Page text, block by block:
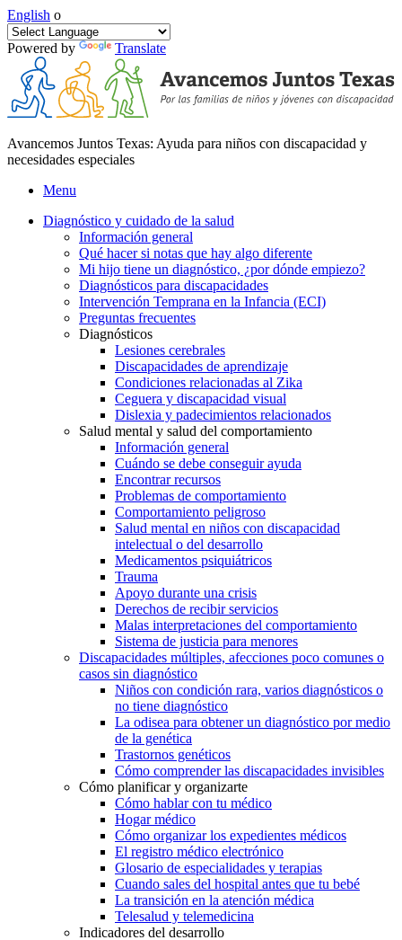
English o
Powered by Translate
Avancemos Juntos Texas: Ayuda para niños con discapacidad y
necesidades especiales
Menu
Diagnóstico y cuidado de la salud
Información general
Qué hacer si notas que hay algo diferente
Mi hijo tiene un diagnóstico, ¿por dónde empiezo?
Diagnósticos para discapacidades
Intervención Temprana en la Infancia (ECI)
Preguntas frecuentes
Diagnósticos
Lesiones cerebrales
Discapacidades de aprendizaje
Condiciones relacionadas al Zika
Ceguera y discapacidad visual
Dislexia y padecimientos relacionados
Salud mental y salud del comportamiento
Información general
Cuándo se debe conseguir ayuda
Encontrar recursos
Problemas de comportamiento
Comportamiento peligroso
Salud mental en niños con discapacidad
intelectual o del desarrollo
Medicamentos psiquiátricos
Trauma
Apoyo durante una crisis
Derechos de recibir servicios
Malas interpretaciones del comportamiento
Sistema de justicia para menores
Discapacidades múltiples, afecciones poco comunes o
casos sin diagnóstico
Niños con condición rara, varios diagnósticos o
no tiene diagnóstico
La odisea para obtener un diagnóstico por medio
de la genética
Trastornos genéticos
Cómo comprender las discapacidades invisibles
Cómo planificar y organizarte
Cómo hablar con tu médico
Hogar médico
Cómo organizar los expedientes médicos
El registro médico electrónico
Glosario de especialidades y terapias
Cuando sales del hospital antes que tu bebé
La transición en la atención médica
Telesalud y telemedicina
Indicadores del desarrollo